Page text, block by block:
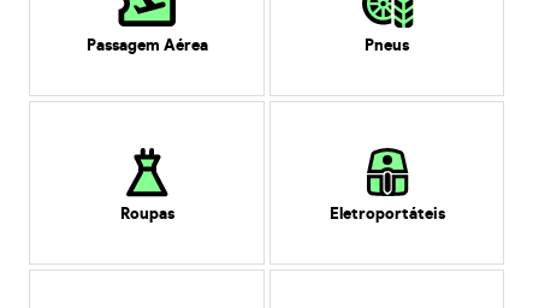
Passagem Aérea Pneus
Roupas Eletroportáteis